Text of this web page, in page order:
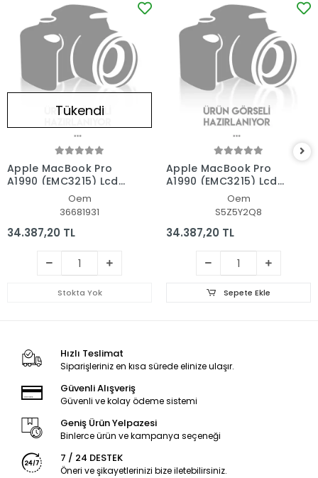
Tükendi
Apple MacBook Pro
A1990 (EMC3215) Lcd
Led Ekran - Panel Set
Oem
36681931
34.387,20 TL
Stokta Yok
Apple MacBook Pro
A1990 (EMC3215) Lcd
Led Ekran - Panel Set
Oem
S5Z5Y2Q8
34.387,20 TL
Sepete Ekle
Hızlı Teslimat
Siparişleriniz en kısa sürede elinize ulaşır.
Güvenli Alışveriş
Güvenli ve kolay ödeme sistemi
Geniş Ürün Yelpazesi
Binlerce ürün ve kampanya seçeneği
7 / 24 DESTEK
Öneri ve şikayetlerinizi bize iletebilirsiniz.